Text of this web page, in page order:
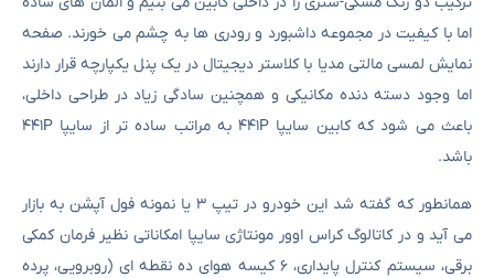
اما با کیفیت در مجموعه داشبورد و رودری ها به چشم می خورند. صفحه
نمایش لمسی مالتی مدیا با کلاستر دیجیتال در یک پنل یکپارچه قرار دارند
اما وجود دسته دنده مکانیکی و همچنین سادگی زیاد در طراحی داخلی،
باعث می شود که کابین سایپا ۴۴۱P به مراتب ساده تر از سایپا ۴۴۱P
باشد.
همانطور که گفته شد این خودرو در تیپ ۳ یا نمونه فول آپشن به بازار
می آید و در کاتالوگ کراس اوور مونتاژی سایپا امکاناتی نظیر فرمان کمکی
برقی، سیستم کنترل پایداری، ۶ کیسه هوای ده نقطه ای (روبرویی، پرده